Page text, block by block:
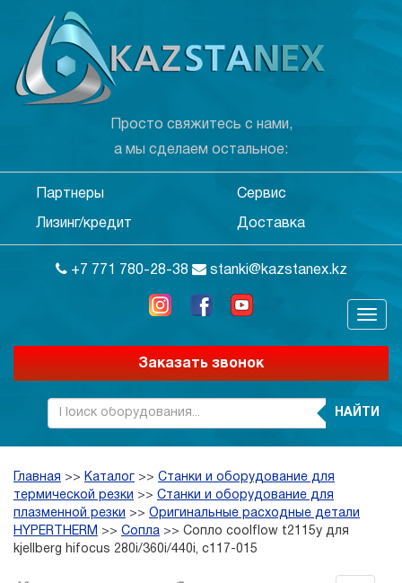
Просто свяжитесь с нами,
а мы сделаем остальное:
Партнеры Сервис
Лизинг/кредит Доставка
+7 771 780-28-38 stanki@kazstanex.kz
Заказать звонок
НАЙТИ
Главная >> Каталог >> Станки и оборудование для
термической резки >> Станки и оборудование для
плазменной резки >> Оригинальные расходные детали
HYPERTHERM >> Сопла >> Сопло coolflow t2115y для
kjellberg hifocus 280i/360i/440i, c117-015